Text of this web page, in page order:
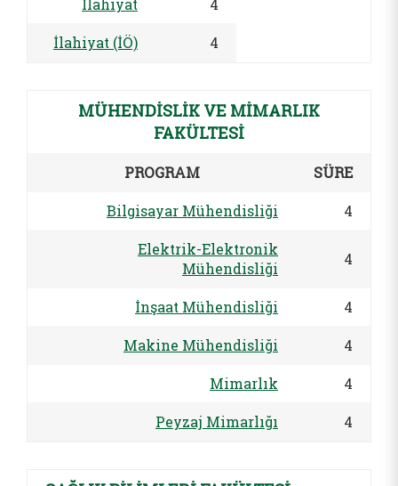
İlahiyat 4
İlahiyat (İÖ) 4
MÜHENDİSLİK VE MİMARLIK
FAKÜLTESİ
PROGRAM SÜRE
Bilgisayar Mühendisliği 4
Elektrik-Elektronik
Mühendisliği
4
İnşaat Mühendisliği 4
Makine Mühendisliği 4
Mimarlık 4
Peyzaj Mimarlığı 4